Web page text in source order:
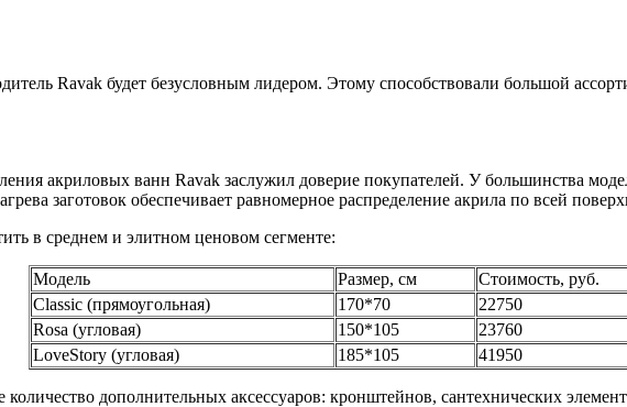
Ravak будет безусловным лидером. Этому способствовали большой
акриловых ванн Ravak заслужил доверие покупателей. У большинства
заготовок обеспечивает равномерное распределение акрила по всей
в среднем и элитном ценовом сегменте:
Модель Размер, см
Стоимость, руб.
Classic (прямоугольная)
170*70
22750
Rosa (угловая)
150*105
23760
LoveStory (угловая)
185*105 41950
дополнительных аксессуаров: кронштейнов, сантехнических